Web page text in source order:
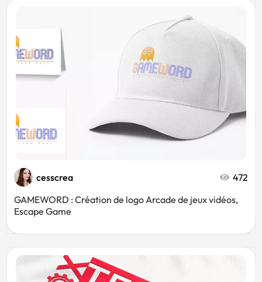
cesscrea
472
GAMEWORD : Création de logo Arcade de jeux vidéos,
Escape Game